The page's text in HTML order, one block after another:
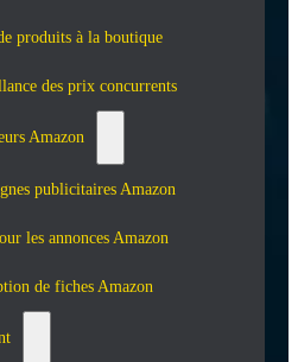
produits à la boutique
des prix concurrents
Amazon
publicitaires Amazon
les annonces Amazon
de fiches Amazon